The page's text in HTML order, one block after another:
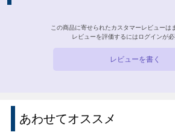
この商品に寄せられたカスタマーレビューは
レビューを評価するには ログインが必
レビューを書く
あわせてオススメ